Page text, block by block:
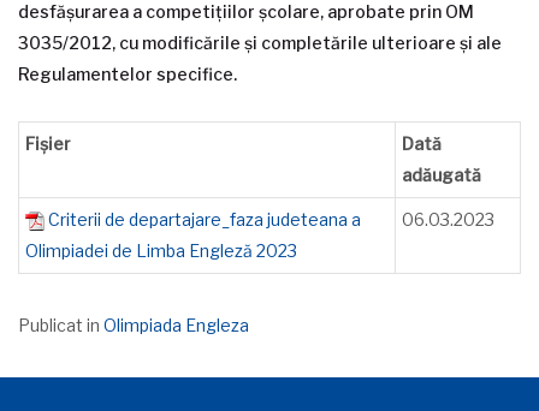
desfășurarea a competițiilor școlare, aprobate prin OM
3035/2012, cu modificările și completările ulterioare și ale
Regulamentelor specifice.
Fișier
Dată
adăugată
Criterii de departajare_faza judeteana a
Olimpiadei de Limba Engleză 2023
06.03.2023
Publicat in Olimpiada Engleza